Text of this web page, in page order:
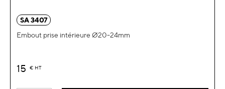
SA 3407
Embout prise intérieure Ø20-24mm
15 € HT